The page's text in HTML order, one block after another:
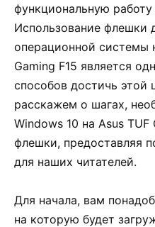
функциональную работу
Использование флешки
операционной системы
Gaming F15 является
способов достичь этой
расскажем о шагах,
Windows 10 на Asus
флешки, предоставляя
для наших читателей.
Для начала, вам
на которую будет